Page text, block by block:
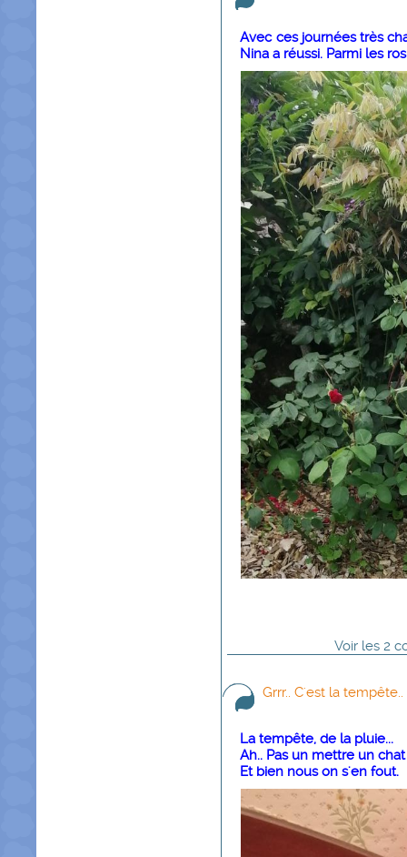
Avec ces journées très
Nina a réussi. Parmi les
Voir les 2
Grrr.. C'est la tempête..
La tempête, de la pluie...
Ah.. Pas un mettre un
Et bien nous on s'en fout.